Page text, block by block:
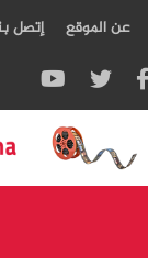
عن الموقع إتصل